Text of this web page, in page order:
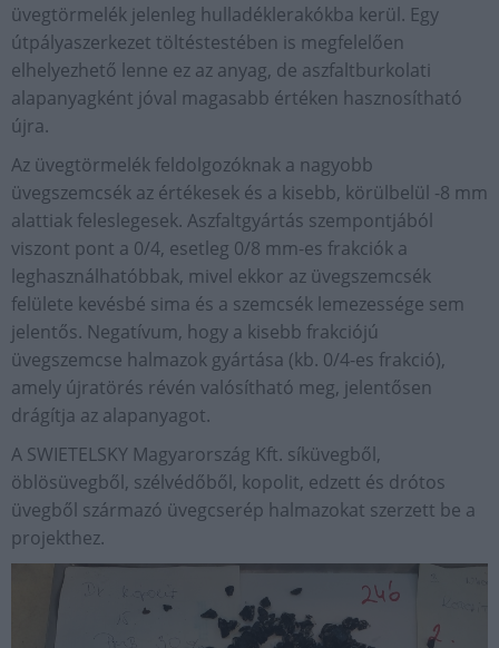
üvegtörmelék jelenleg hulladéklerakókba kerül. Egy
útpályaszerkezet töltéstestében is megfelelően
elhelyezhető lenne ez az anyag, de aszfaltburkolati
alapanyagként jóval magasabb értéken hasznosítható
újra.
Az üvegtörmelék feldolgozóknak a nagyobb
üvegszemcsék az értékesek és a kisebb, körülbelül -8 mm
alattiak feleslegesek. Aszfaltgyártás szempontjából
viszont pont a 0/4, esetleg 0/8 mm-es frakciók a
leghasználhatóbbak, mivel ekkor az üvegszemcsék
felülete kevésbé sima és a szemcsék lemezessége sem
jelentős. Negatívum, hogy a kisebb frakciójú
üvegszemcse halmazok gyártása (kb. 0/4-es frakció),
amely újratörés révén valósítható meg, jelentősen
drágítja az alapanyagot.
A SWIETELSKY Magyarország Kft. síküvegből,
öblösüvegből, szélvédőből, kopolit, edzett és drótos
üvegből származó üvegcserép halmazokat szerzett be a
projekthez.